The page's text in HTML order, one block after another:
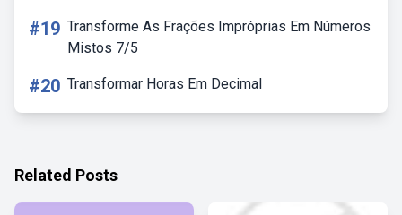
#19 Transforme As Frações Impróprias Em Números
Mistos 7/5
#20 Transformar Horas Em Decimal
Related Posts